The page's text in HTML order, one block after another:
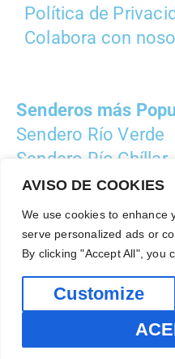
AVISO DE COOKIES
We use cookies to enhance
serve personalized ads or
By clicking "Accept All", you
Customize
Política de
Colabora con
Senderos más
Sendero Río Verde
Sendero Río Chíllar
Sendero los Bolos
Facebook
Instagram
Whatsap